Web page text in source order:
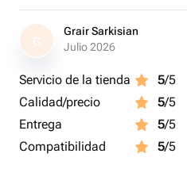
G
Grair Sarkisian
Julio 2026
Servicio de la tienda 5/5
Calidad/precio
5/5
Entrega
5/5
Compatibilidad
5/5